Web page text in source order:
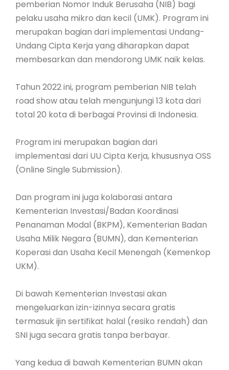
pemberian Nomor Induk Berusaha (NIB) bagi
pelaku usaha mikro dan kecil (UMK). Program ini
merupakan bagian dari implementasi Undang-
Undang Cipta Kerja yang diharapkan dapat
membesarkan dan mendorong UMK naik kelas.
Tahun 2022 ini, program pemberian NIB telah
road show atau telah mengunjungi 13 kota dari
total 20 kota di berbagai Provinsi di Indonesia.
Program ini merupakan bagian dari
implementasi dari UU Cipta Kerja, khususnya OSS
(Online Single Submission).
Dan program ini juga kolaborasi antara
Kementerian Investasi/Badan Koordinasi
Penanaman Modal (BKPM), Kementerian Badan
Usaha Milik Negara (BUMN), dan Kementerian
Koperasi dan Usaha Kecil Menengah (Kemenkop
UKM).
Di bawah Kementerian Investasi akan
mengeluarkan izin-izinnya secara gratis
termasuk ijin sertifikat halal (resiko rendah) dan
SNI juga secara gratis tanpa berbayar.
Yang kedua di bawah Kementerian BUMN akan